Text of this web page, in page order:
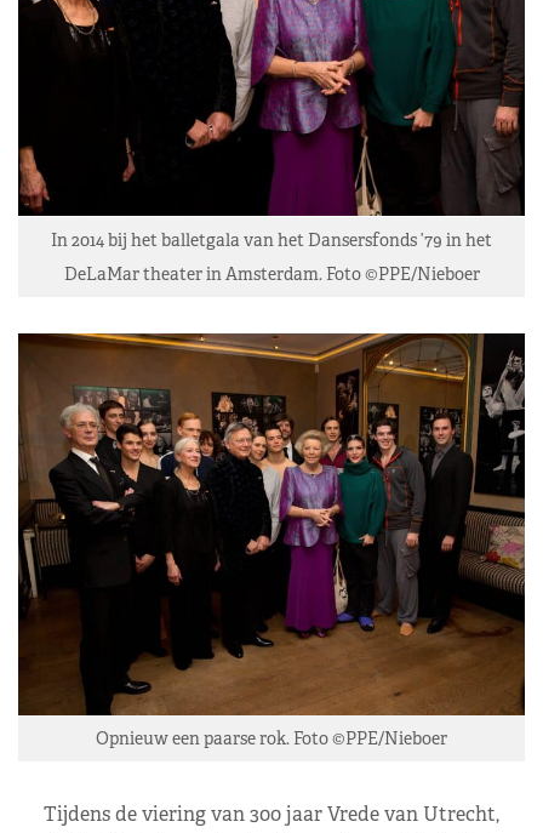
In 2014 bij het balletgala van het Dansersfonds ’79 in het
DeLaMar theater in Amsterdam. Foto ©PPE/Nieboer
Opnieuw een paarse rok. Foto ©PPE/Nieboer
Tijdens de viering van 300 jaar Vrede van Utrecht,